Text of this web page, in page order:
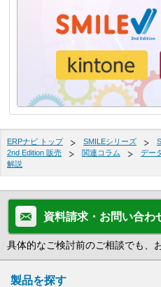
ERPナビ トップ SMILEシリーズ
2nd Edition 販売
関連コラム
デー
解説
資料請求・お問い合わ
具体的なご検討前のご相談でも、
製品を探す